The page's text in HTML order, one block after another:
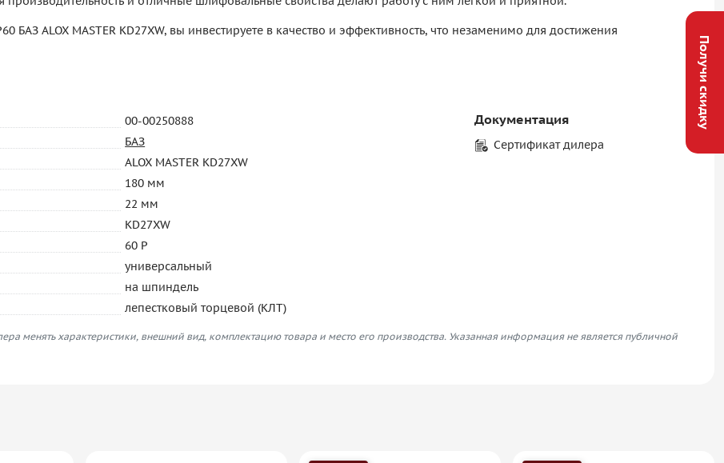
ALOX MASTER KD27XW, вы инвестируете в качество и эффективность, что незаменимо для достижения
00-00250888
БАЗ
ALOX MASTER KD27XW
180 мм
22 мм
KD27XW
60 P
универсальный
на шпиндель
лепестковый торцевой (КЛТ)
Документация
Сертификат дилера
менять характеристики, внешний вид, комплектацию товара и место его производства. Указанная информация не является публичной
Получи скидку